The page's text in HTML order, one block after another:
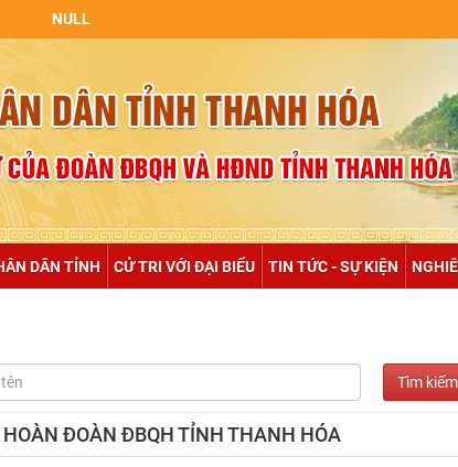
DÂN TỈNH CỬ TRI VỚI ĐẠI BIỂU TIN TỨC - SỰ KIỆN
ĐOÀN ĐBQH TỈNH THANH HÓA